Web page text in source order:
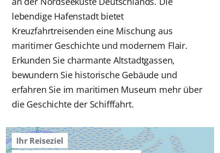
lebendige Hafenstadt bietet
Kreuzfahrtreisenden eine Mischung aus
maritimer Geschichte und modernem Flair.
Erkunden Sie charmante Altstadtgassen,
bewundern Sie historische Gebäude und
erfahren Sie im maritimen Museum mehr über
die Geschichte der Schifffahrt.
Ihr Reiseziel